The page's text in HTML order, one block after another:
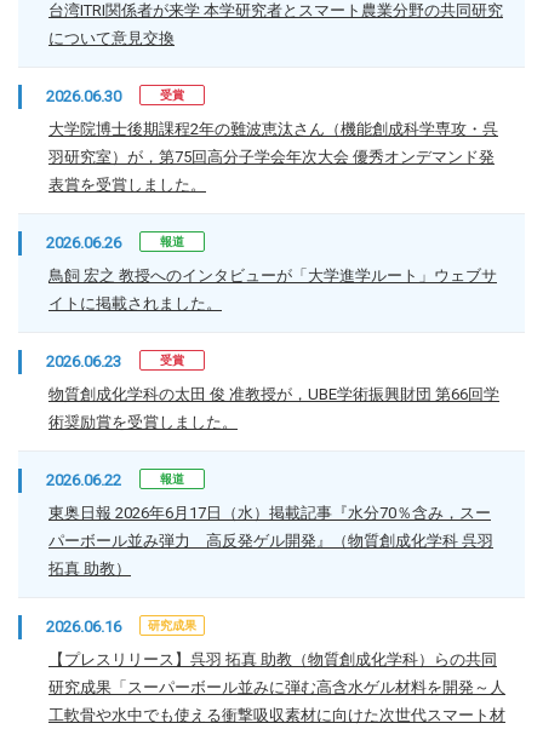
台湾ITRI関係者が来学 本学研究者とスマート農業分野の共同研究
について意見交換
2026.06.30 受賞
大学院博士後期課程2年の難波恵汰さん（機能創成科学専攻・呉
羽研究室）が，第75回高分子学会年次大会 優秀オンデマンド発
表賞を受賞しました。
2026.06.26 報道
鳥飼 宏之 教授へのインタビューが「大学進学ルート」ウェブサ
イトに掲載されました。
2026.06.23 受賞
物質創成化学科の太田 俊 准教授が，UBE学術振興財団 第66回学
術奨励賞を受賞しました。
2026.06.22 報道
東奥日報 2026年6月17日（水）掲載記事『水分70％含み，スー
パーボール並み弾力 高反発ゲル開発』（物質創成化学科 呉羽
拓真 助教）
2026.06.16 研究成果
【プレスリリース】呉羽 拓真 助教（物質創成化学科）らの共同
研究成果「スーパーボール並みに弾む高含水ゲル材料を開発～人
工軟骨や水中でも使える衝撃吸収素材に向けた次世代スマート材